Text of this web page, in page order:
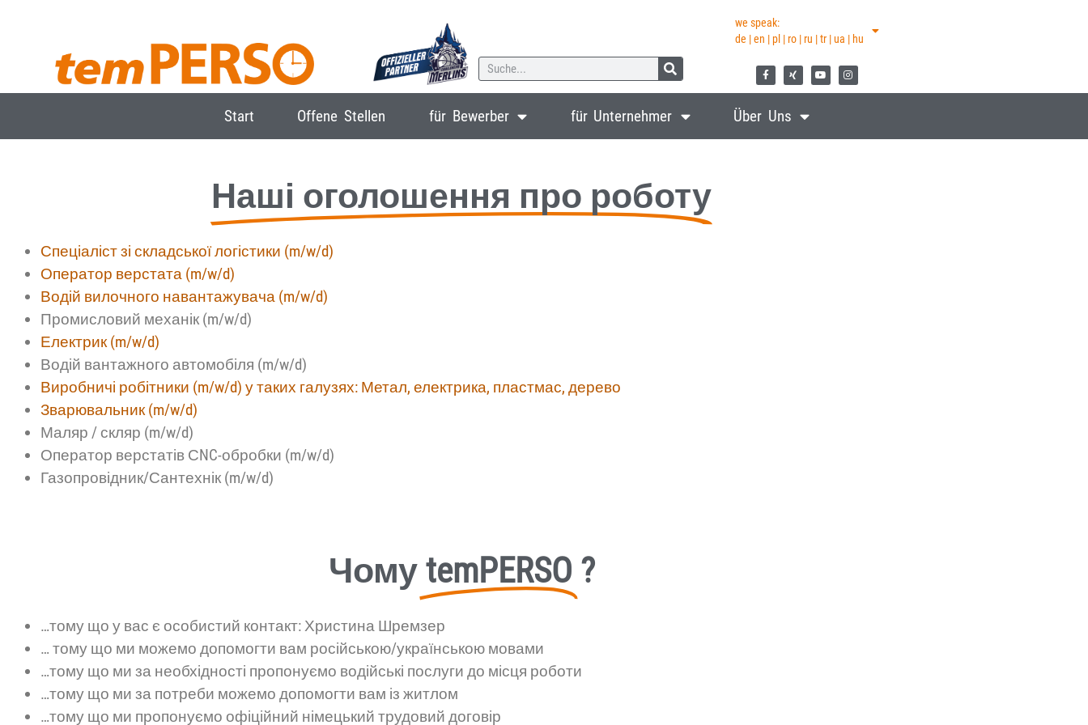
we speak:
de | en | pl | ro | ru | tr | ua | hu
Start Offene Stellen für Bewerber für Unternehmer Über Uns
Наші оголошення про роботу
Спеціаліст зі складської логістики (m/w/d)
Оператор верстата (m/w/d)
Водій вилочного навантажувача (m/w/d)
Промисловий механік (m/w/d)
Електрик (m/w/d)
Водій вантажного автомобіля (m/w/d)
Виробничі робітники (m/w/d) у таких галузях: Метал, електрика, пластмас, дерево
Зварювальник (m/w/d)
Маляр / скляр (m/w/d)
Оператор верстатів СNC-обробки (m/w/d)
Газопровідник/Сантехнік (m/w/d)
Чому temPERSO ?
…тому що у вас є особистий контакт: Христина Шремзер
… тому що ми можемо допомогти вам російською/українською мовами
…тому що ми за необхідності пропонуємо водійські послуги до місця роботи
…тому що ми за потреби можемо допомогти вам із житлом
…тому що ми пропонуємо офіційний німецький трудовий договір